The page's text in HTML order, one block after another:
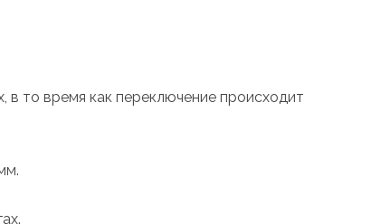
то время как переключение происходит